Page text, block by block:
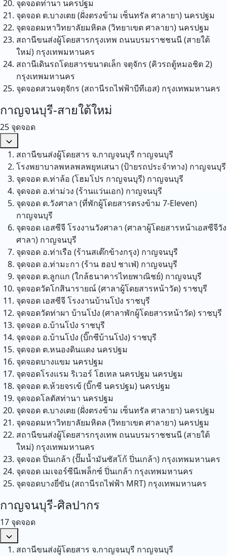
จุดจอดท่านา นครปฐม
จุดจอด ต.บางเตย (ฝั่งตรงข้าม เซ็นทรัล ศาลายา) นครปฐม
จุดจอดมหาวิทยาลัยมหิดล (วิทยาเขต ศาลายา) นครปฐม
สถานีขนส่งผู้โดยสารกรุงเทพ ถนนบรมราชชนนี (สายใต้
ใหม่) กรุงเทพมหานคร
สถานีเดินรถโดยสารขนาดเล็ก จตุจักร (คิวรถตู้หมอชิต 2)
กรุงเทพมหานคร
จุดจอดสวนจตุจักร (สถานีรถไฟฟ้าบีทีเอส) กรุงเทพมหานคร
กาญจนบุรี-สายใต้ใหม่
25 จุดจอด
สถานีขนส่งผู้โดยสาร จ.กาญจนบุรี กาญจนบุรี
โรงพยาบาลพหลพลพยุหเสนา (ป้ายรถประจำทาง) กาญจนบุรี
จุดจอด ต.ท่าล้อ (โฮมโปร กาญจนบุรี) กาญจนบุรี
จุดจอด อ.ท่าม่วง (ร้านแว่นเอก) กาญจนบุรี
จุดจอด ต.วังศาลา (ที่พักผู้โดยสารตรงข้าม 7-Eleven)
กาญจนบุรี
จุดจอด เอสซีจี โรงงานวังศาลา (ศาลาผู้โดยสารหน้าเอสซีจีวัง
ศาลา) กาญจนบุรี
จุดจอด อ.ท่าเรือ (ร้านสเต๊กข้างกรุง) กาญจนบุรี
จุดจอด อ.ท่ามะกา (ร้าน ฮอป ชาเฟ่) กาญจนบุรี
จุดจอด ต.ลูกแก (ใกล้ธนาคารไทยพาณิชย์) กาญจนบุรี
จุดจอดวัดโกสินารายณ์ (ศาลาผู้โดยสารหน้าวัด) ราชบุรี
จุดจอด เอสซีจี โรงงานบ้านโป่ง ราชบุรี
จุดจอดวัดท่าผา บ้านโป่ง (ศาลาพักผู้โดยสารหน้าวัด) ราชบุรี
จุดจอด อ.บ้านโป่ง ราชบุรี
จุดจอด อ.บ้านโป่ง (บิ๊กซีบ้านโป่ง) ราชบุรี
จุดจอด ต.หนองดินแดง นครปฐม
จุดจอดบางแขม นครปฐม
จุดจอดโรงแรม ริเวอร์ โฮเทล นครปฐม นครปฐม
จุดจอด ต.ห้วยจรเข้ (บิ๊กซี นครปฐม) นครปฐม
จุดจอดโลตัสท่านา นครปฐม
จุดจอด ต.บางเตย (ฝั่งตรงข้าม เซ็นทรัล ศาลายา) นครปฐม
จุดจอดมหาวิทยาลัยมหิดล (วิทยาเขต ศาลายา) นครปฐม
สถานีขนส่งผู้โดยสารกรุงเทพ ถนนบรมราชชนนี (สายใต้
ใหม่) กรุงเทพมหานคร
จุดจอด ปิ่นเกล้า (ปั๊มน้ำมันซัสโก้ ปิ่นเกล้า) กรุงเทพมหานคร
จุดจอด เมเจอร์ซีนีเพล็กซ์ ปิ่นเกล้า กรุงเทพมหานคร
จุดจอดบางยี่ขัน (สถานีรถไฟฟ้า MRT) กรุงเทพมหานคร
กาญจนบุรี-ศิลปากร
17 จุดจอด
สถานีขนส่งผู้โดยสาร จ.กาญจนบุรี กาญจนบุรี